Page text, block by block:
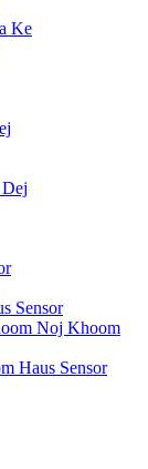
Ke
Sensor
Noj Khoom
Haus Sensor